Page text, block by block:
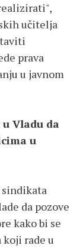
učitelja
prava
u javnom
Vladu da
u
da pozove
kako bi se
rade u